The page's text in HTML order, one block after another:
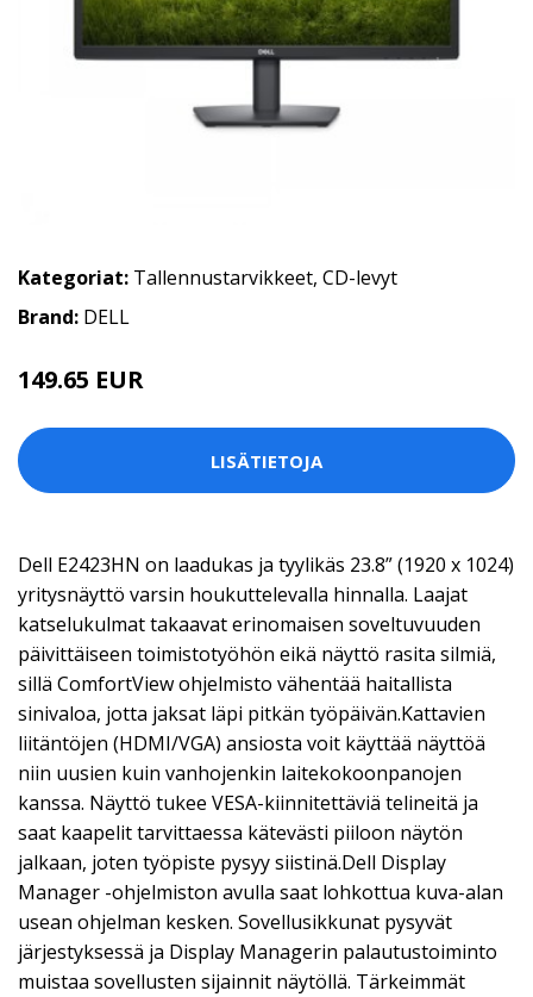
Kategoriat: Tallennustarvikkeet, CD-levyt
Brand: DELL
149.65 EUR
LISÄTIETOJA
Dell E2423HN on laadukas ja tyylikäs 23.8” (1920 x 1024)
yritysnäyttö varsin houkuttelevalla hinnalla. Laajat
katselukulmat takaavat erinomaisen soveltuvuuden
päivittäiseen toimistotyöhön eikä näyttö rasita silmiä,
sillä ComfortView ohjelmisto vähentää haitallista
sinivaloa, jotta jaksat läpi pitkän työpäivän.Kattavien
liitäntöjen (HDMI/VGA) ansiosta voit käyttää näyttöä
niin uusien kuin vanhojenkin laitekokoonpanojen
kanssa. Näyttö tukee VESA-kiinnitettäviä telineitä ja
saat kaapelit tarvittaessa kätevästi piiloon näytön
jalkaan, joten työpiste pysyy siistinä.Dell Display
Manager -ohjelmiston avulla saat lohkottua kuva-alan
usean ohjelman kesken. Sovellusikkunat pysyvät
järjestyksessä ja Display Managerin palautustoiminto
muistaa sovellusten sijainnit näytöllä. Tärkeimmät